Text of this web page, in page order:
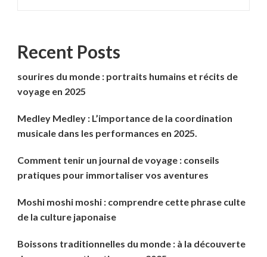
Recent Posts
sourires du monde : portraits humains et récits de
voyage en 2025
Medley Medley : L’importance de la coordination
musicale dans les performances en 2025.
Comment tenir un journal de voyage : conseils
pratiques pour immortaliser vos aventures
Moshi moshi moshi : comprendre cette phrase culte
de la culture japonaise
Boissons traditionnelles du monde : à la découverte